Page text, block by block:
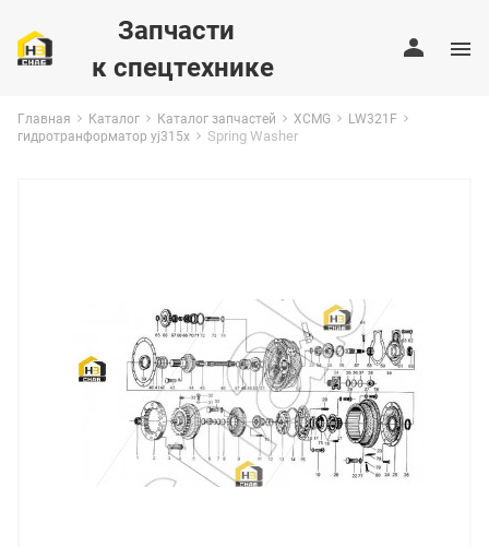
Запчасти
к спецтехнике
Главная Каталог Каталог запчастей XCMG
LW321F
гидротранформатор yj315x
Spring Washer